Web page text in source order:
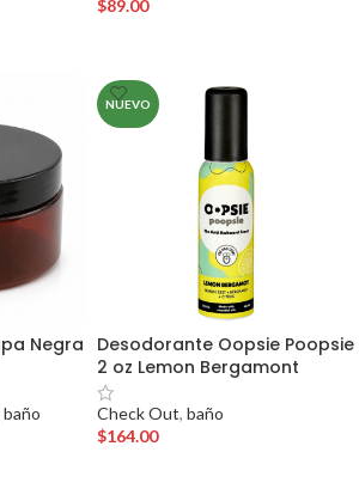
$89.00
Negra
baño
NUEVO
Desodorante Oopsie Poopsie
2 oz Lemon Bergamont
Check Out, baño
$164.00